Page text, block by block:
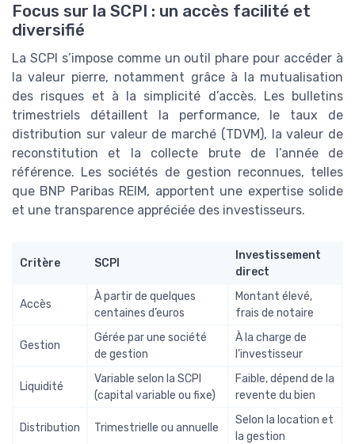
Focus sur la SCPI : un accès facilité et
diversifié
La SCPI s’impose comme un outil phare pour accéder à
la valeur pierre, notamment grâce à la mutualisation
des risques et à la simplicité d’accès. Les bulletins
trimestriels détaillent la performance, le taux de
distribution sur valeur de marché (TDVM), la valeur de
reconstitution et la collecte brute de l’année de
référence. Les sociétés de gestion reconnues, telles
que BNP Paribas REIM, apportent une expertise solide
et une transparence appréciée des investisseurs.
Critère SCPI
Investissement
direct
Accès
À partir de quelques
centaines d’euros
Montant élevé,
frais de notaire
Gestion
Gérée par une société
de gestion
À la charge de
l’investisseur
Liquidité
Variable selon la SCPI
(capital variable ou fixe)
Faible, dépend de la
revente du bien
Distribution Trimestrielle ou annuelle
Selon la location et
la gestion